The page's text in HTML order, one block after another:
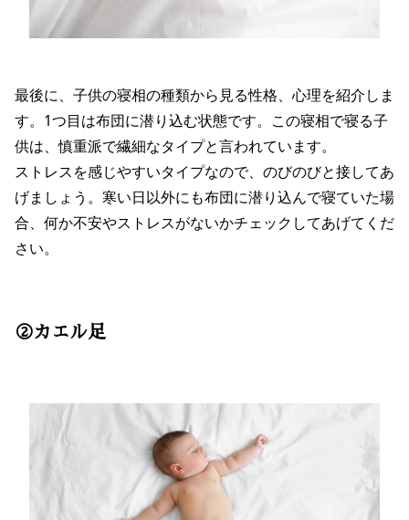
最後に、子供の寝相の種類から見る性格、心理を紹介しま
す。1つ目は布団に潜り込む状態です。この寝相で寝る子
供は、慎重派で繊細なタイプと言われています。
ストレスを感じやすいタイプなので、のびのびと接してあ
げましょう。寒い日以外にも布団に潜り込んで寝ていた場
合、何か不安やストレスがないかチェックしてあげてくだ
さい。
②カエル足